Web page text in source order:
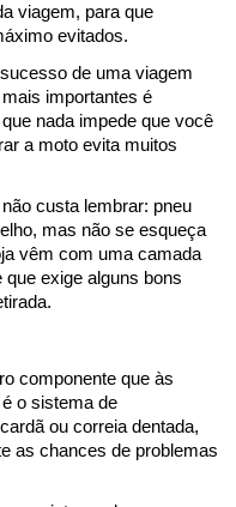
viagem, para que
evitados.
sucesso de uma viagem
importantes é
nada impede que você
a moto evita muitos
custa lembrar: pneu
mas não se esqueça
vêm com uma camada
exige alguns bons
componente que às
o sistema de
ou correia dentada,
as chances de problemas